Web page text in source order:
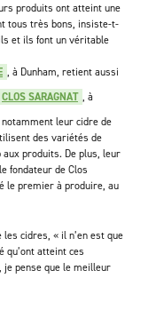
produits ont atteint une
tous très bons, insiste-t-
et ils font un véritable
, à Dunham, retient aussi
CLOS SARAGNAT , à
leur cidre de
des variétés de
produits. De plus, leur
fondateur de Clos
le premier à produire, au
cidres, « il n’en est que
qu’ont atteint ces
pense que le meilleur